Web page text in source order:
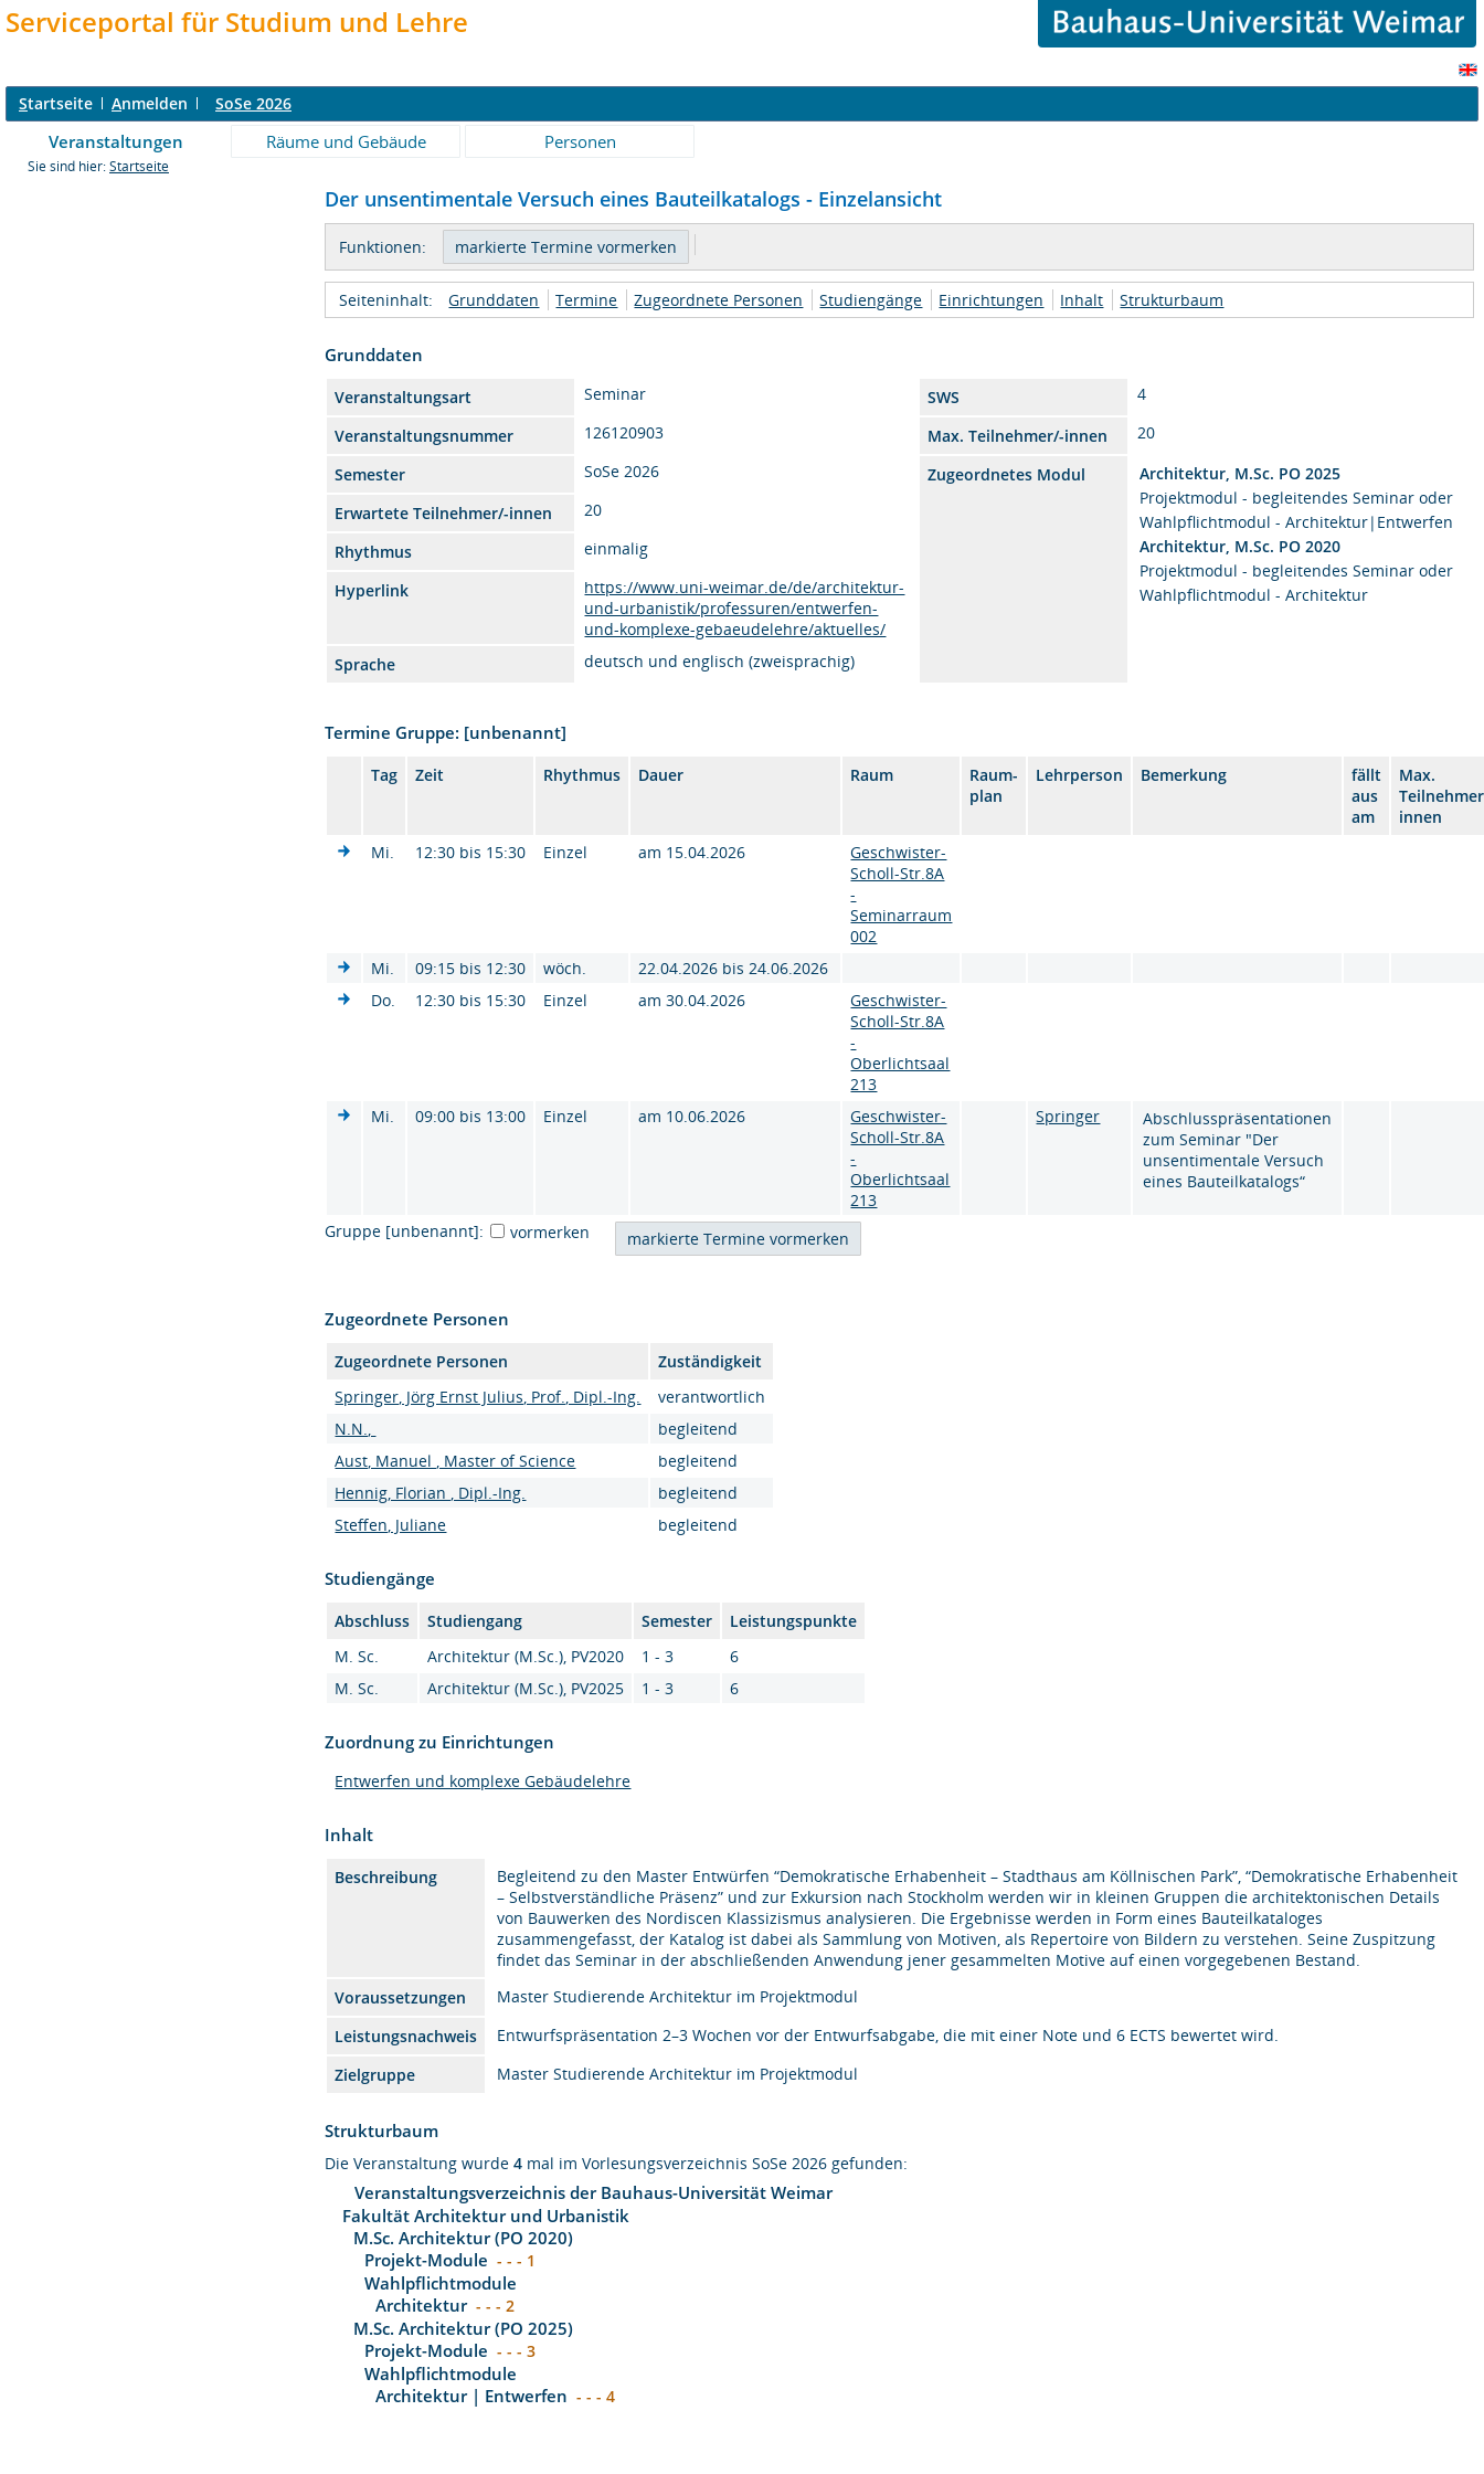
Serviceportal für Studium und Lehre
Startseite Anmelden SoSe 2026
Veranstaltungen Räume und Gebäude Personen
Sie sind hier: Startseite
Der unsentimentale Versuch eines Bauteilkatalogs - Einzelansicht
Funktionen:
Seiteninhalt: Grunddaten Termine Zugeordnete Personen Studiengänge Einrichtungen Inhalt Strukturbaum
Grunddaten
Veranstaltungsart Seminar SWS
4
Veranstaltungsnummer
126120903 Max. Teilnehmer/-innen
20
Semester
SoSe 2026 Zugeordnetes Modul
Architektur, M.Sc. PO 2025
Projektmodul - begleitendes Seminar oder
Wahlpflichtmodul - Architektur|Entwerfen
Architektur, M.Sc. PO 2020
Projektmodul - begleitendes Seminar oder
Wahlpflichtmodul - Architektur
Erwartete Teilnehmer/-innen
20
Rhythmus
einmalig
Hyperlink
https://www.uni-weimar.de/de/architektur-
und-urbanistik/professuren/entwerfen-
und-komplexe-gebaeudelehre/aktuelles/
Sprache
deutsch und englisch (zweisprachig)
Termine Gruppe: [unbenannt]
Tag Zeit Rhythmus Dauer Raum
Raum-
plan
Lehrperson Bemerkung
fällt
aus
am
Max.
innen
Mi.
12:30 bis 15:30 Einzel am 15.04.2026
Geschwister-
Scholl-Str.8A
-
Seminarraum
002
Mi.
09:15 bis 12:30 wöch.
22.04.2026 bis 24.06.2026
Do.
12:30 bis 15:30 Einzel am 30.04.2026
Geschwister-
Scholl-Str.8A
-
Oberlichtsaal
213
Mi.
09:00 bis 13:00 Einzel am 10.06.2026
Geschwister-
Scholl-Str.8A
-
Oberlichtsaal
213
Springer
Abschlusspräsentationen
zum Seminar "Der
unsentimentale Versuch
eines Bauteilkatalogs“
Gruppe [unbenannt]: vormerken
Zugeordnete Personen
Zugeordnete Personen
Zuständigkeit
Springer, Jörg Ernst Julius, Prof., Dipl.-Ing.
verantwortlich
N.N.,
begleitend
Aust, Manuel , Master of Science
begleitend
Hennig, Florian , Dipl.-Ing.
begleitend
Steffen, Juliane
begleitend
Studiengänge
Abschluss Studiengang Semester
Leistungspunkte
M. Sc.
Architektur (M.Sc.), PV2020 1 - 3
6
M. Sc.
Architektur (M.Sc.), PV2025 1 - 3 6
Zuordnung zu Einrichtungen
Entwerfen und komplexe Gebäudelehre
Inhalt
Beschreibung
Begleitend zu den Master Entwürfen “Demokratische Erhabenheit – Stadthaus am Köllnischen Park”, “Demokratische Erhabenheit
– Selbstverständliche Präsenz” und zur Exkursion nach Stockholm werden wir in kleinen Gruppen die architektonischen Details
von Bauwerken des Nordiscen Klassizismus analysieren. Die Ergebnisse werden in Form eines Bauteilkataloges
zusammengefasst, der Katalog ist dabei als Sammlung von Motiven, als Repertoire von Bildern zu verstehen. Seine Zuspitzung
findet das Seminar in der abschließenden Anwendung jener gesammelten Motive auf einen vorgegebenen Bestand.
Voraussetzungen
Master Studierende Architektur im Projektmodul
Leistungsnachweis
Entwurfspräsentation 2–3 Wochen vor der Entwurfsabgabe, die mit einer Note und 6 ECTS bewertet wird.
Zielgruppe
Master Studierende Architektur im Projektmodul
Strukturbaum
Die Veranstaltung wurde4 mal im Vorlesungsverzeichnis SoSe 2026 gefunden:
Veranstaltungsverzeichnis der Bauhaus-Universität Weimar
Fakultät Architektur und Urbanistik
M.Sc. Architektur (PO 2020)
Projekt-Module - - - 1
Wahlpflichtmodule
Architektur - - - 2
M.Sc. Architektur (PO 2025)
Projekt-Module - - - 3
Wahlpflichtmodule
Architektur | Entwerfen - - - 4